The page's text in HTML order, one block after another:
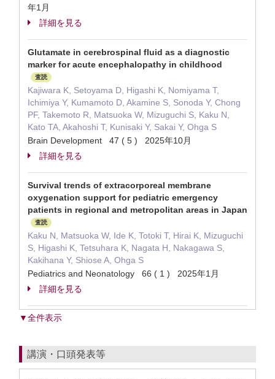
年1月
詳細を見る
Glutamate in cerebrospinal fluid as a diagnostic
marker for acute encephalopathy in childhood
査読
Kajiwara K, Setoyama D, Higashi K, Nomiyama T,
Ichimiya Y, Kumamoto D, Akamine S, Sonoda Y, Chong
PF, Takemoto R, Matsuoka W, Mizuguchi S, Kaku N,
Kato TA, Akahoshi T, Kunisaki Y, Sakai Y, Ohga S
Brain Development 47 ( 5 ) 2025年10月
詳細を見る
Survival trends of extracorporeal membrane
oxygenation support for pediatric emergency
patients in regional and metropolitan areas in Japan
査読
Kaku N, Matsuoka W, Ide K, Totoki T, Hirai K, Mizuguchi
S, Higashi K, Tetsuhara K, Nagata H, Nakagawa S,
Kakihana Y, Shiose A, Ohga S
Pediatrics and Neonatology 66 ( 1 ) 2025年1月
詳細を見る
▼全件表示
講演・口頭発表等